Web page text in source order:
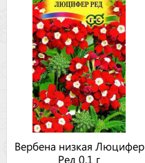
Вербена низкая Люцифер
Ред 0,1 г